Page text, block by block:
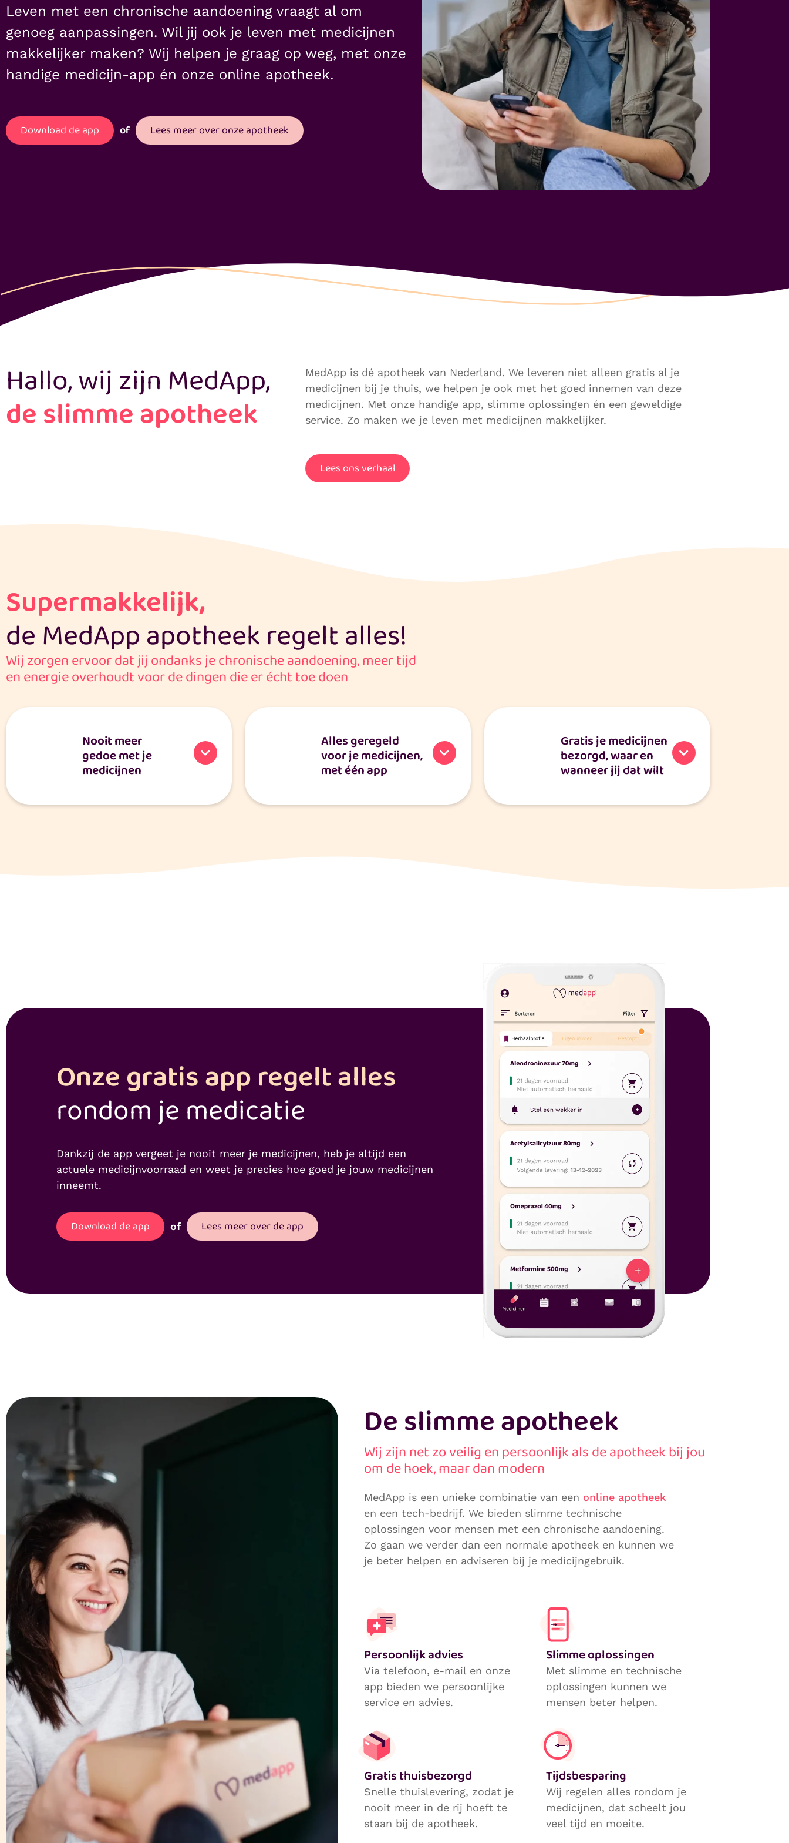
Leven met een chronische aandoening vraagt al om
genoeg aanpassingen. Wil jij ook je leven met medicijnen
makkelijker maken? Wij helpen je graag op weg, met onze
handige medicijn-app én onze online apotheek.
Download de app of Lees meer over onze apotheek
Hallo, wij zijn MedApp,
de slimme apotheek
MedApp is dé apotheek van Nederland. We leveren niet alleen gratis al je
medicijnen bij je thuis, we helpen je ook met het goed innemen van deze
medicijnen. Met onze handige app, slimme oplossingen én een geweldige
service. Zo maken we je leven met medicijnen makkelijker.
Lees ons verhaal
Supermakkelijk,
de MedApp apotheek regelt alles!
Wij zorgen ervoor dat jij ondanks je chronische aandoening, meer tijd
en energie overhoudt voor de dingen die er écht toe doen
Nooit meer
gedoe met je
medicijnen
Alles geregeld
voor je medicijnen,
met één app
Gratis je medicijnen
bezorgd, waar en
wanneer jij dat wilt
Onze gratis app regelt alles
rondom je medicatie
Dankzij de app vergeet je nooit meer je medicijnen, heb je altijd een
actuele medicijnvoorraad en weet je precies hoe goed je jouw medicijnen
inneemt.
Download de app of Lees meer over de app
De slimme apotheek
Wij zijn net zo veilig en persoonlijk als de apotheek bij jou
om de hoek, maar dan modern
MedApp is een unieke combinatie van een online apotheek
en een tech-bedrijf. We bieden slimme technische
oplossingen voor mensen met een chronische aandoening.
Zo gaan we verder dan een normale apotheek en kunnen we
je beter helpen en adviseren bij je medicijngebruik.
Persoonlijk advies
Via telefoon, e-mail en onze
app bieden we persoonlijke
service en advies.
Slimme oplossingen
Met slimme en technische
oplossingen kunnen we
mensen beter helpen.
Gratis thuisbezorgd
Snelle thuislevering, zodat je
nooit meer in de rij hoeft te
staan bij de apotheek.
Tijdsbesparing
Wij regelen alles rondom je
medicijnen, dat scheelt jou
veel tijd en moeite.